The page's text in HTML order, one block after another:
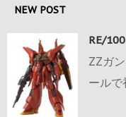
NEW POST
RE/
ZZガ
ールで